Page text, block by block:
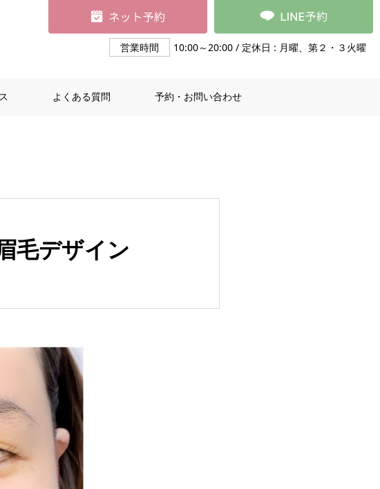
営業時間 10:00～20:00 / 定休日 : 月曜、第２・３火曜
よくある質問 予約・お問い合わせ
毛デザイン